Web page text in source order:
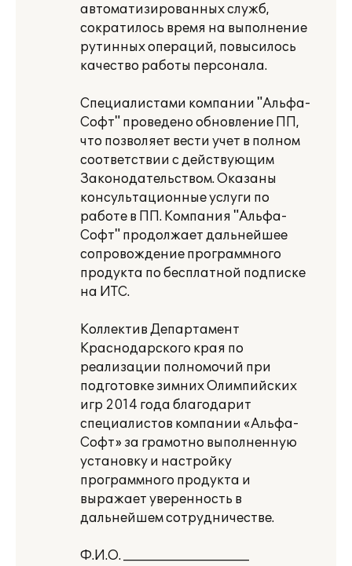
автоматизированных служб,
сократилось время на выполнение
рутинных операций, повысилось
качество работы персонала.
Специалистами компании "Альфа-
Софт" проведено обновление ПП,
что позволяет вести учет в полном
соответствии с действующим
Законодательством. Оказаны
консультационные услуги по
работе в ПП. Компания "Альфа-
Софт" продолжает дальнейшее
сопровождение программного
продукта по бесплатной подписке
на ИТС.
Коллектив Департамент
Краснодарского края по
реализации полномочий при
подготовке зимних Олимпийских
игр 2014 года благодарит
специалистов компании «Альфа-
Софт» за грамотно выполненную
установку и настройку
программного продукта и
выражает уверенность в
дальнейшем сотрудничестве.
Ф.И.О. ____________________